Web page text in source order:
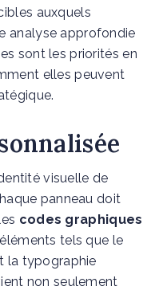
auxquels
analyse approfondie
sont les priorités en
elles peuvent
visuelle de
panneau doit
codes graphiques
tels que le
la typographie
non seulement